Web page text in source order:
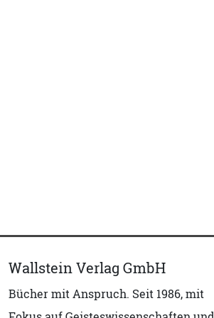
Wallstein Verlag GmbH
Bücher mit Anspruch. Seit 1986, mit